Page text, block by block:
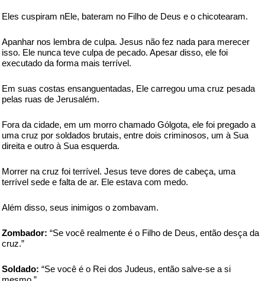
Eles cuspiram nEle, bateram no Filho de Deus e o chicotearam.
Apanhar nos lembra de culpa. Jesus não fez nada para merecer
isso. Ele nunca teve culpa de pecado. Apesar disso, ele foi
executado da forma mais terrível.
Em suas costas ensanguentadas, Ele carregou uma cruz pesada
pelas ruas de Jerusalém.
Fora da cidade, em um morro chamado Gólgota, ele foi pregado a
uma cruz por soldados brutais, entre dois criminosos, um à Sua
direita e outro à Sua esquerda.
Morrer na cruz foi terrível. Jesus teve dores de cabeça, uma
terrível sede e falta de ar. Ele estava com medo.
Além disso, seus inimigos o zombavam.
Zombador: “Se você realmente é o Filho de Deus, então desça da
cruz.”
Soldado: “Se você é o Rei dos Judeus, então salve-se a si